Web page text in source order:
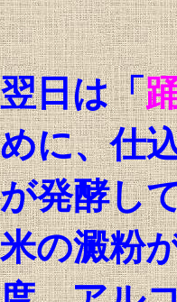
日は「
に、仕
発酵し
の澱粉